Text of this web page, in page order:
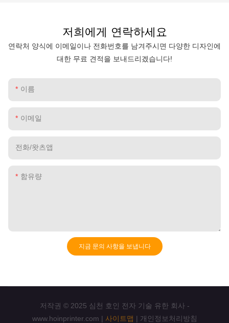
저희에게 연락하세요
연락처 양식에 이메일이나 전화번호를 남겨주시면 다양한 디자인에
대한 무료 견적을 보내드리겠습니다!
이름
이메일
전화/왓츠앱
함유량
지금 문의 사항을 보냅니다
저작권 © 2025 심천 호인 전자 기술 유한 회사 -
www.hoinprinter.com | 사이트맵 | 개인정보처리방침